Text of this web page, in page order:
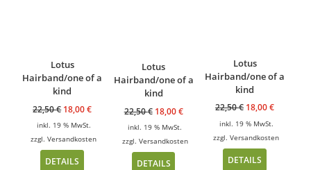
Lotus
Hairband/one of a
kind
22,50€ 18,00€
inkl. 19 % MwSt.
zzgl.Versandkosten
DETAILS
Lotus
Hairband/one of a
kind
22,50€ 18,00€
inkl. 19 % MwSt.
zzgl. Versandkosten
DETAILS
Lotus
Hairband/one of a
kind
22,50€ 18,00€
inkl. 19 % MwSt.
zzgl.Versandkosten
DETAILS